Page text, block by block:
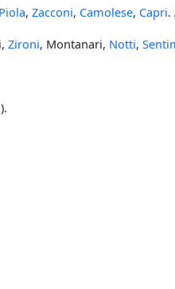
Piola, Zacconi, Camolese, Capri.
Zironi, Montanari, Notti,